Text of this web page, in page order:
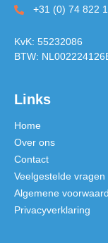
+31 (0) 74 822
KvK: 55232086
BTW:
Links
Home
Over ons
Contact
Veelgestelde vragen
Algemene
Privacyverklaring